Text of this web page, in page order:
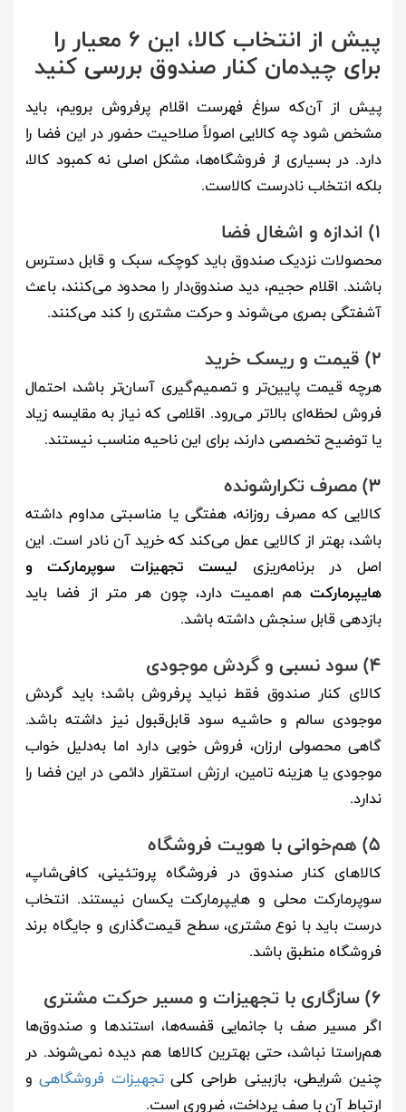
پیش از انتخاب کالا، این 6 معیار را
برای چیدمان کنار صندوق بررسی کنید
پیش از آن‌که سراغ فهرست اقلام پرفروش برویم، باید
مشخص شود چه کالایی اصولاً صلاحیت حضور در این فضا را
دارد. در بسیاری از فروشگاه‌ها، مشکل اصلی نه کمبود کالا،
بلکه انتخاب نادرست کالاست.
1) اندازه و اشغال فضا
محصولات نزدیک صندوق باید کوچک، سبک و قابل دسترس
باشند. اقلام حجیم، دید صندوق‌دار را محدود می‌کنند، باعث
آشفتگی بصری می‌شوند و حرکت مشتری را کند می‌کنند.
2) قیمت و ریسک خرید
هرچه قیمت پایین‌تر و تصمیم‌گیری آسان‌تر باشد، احتمال
فروش لحظه‌ای بالاتر می‌رود. اقلامی که نیاز به مقایسه زیاد
یا توضیح تخصصی دارند، برای این ناحیه مناسب نیستند.
3) مصرف تکرارشونده
کالایی که مصرف روزانه، هفتگی یا مناسبتی مداوم داشته
باشد، بهتر از کالایی عمل می‌کند که خرید آن نادر است. این
اصل در برنامه‌ریزی لیست تجهیزات سوپرمارکت و
هایپرمارکتهم اهمیت دارد، چون هر متر از فضا باید
بازدهی قابل سنجش داشته باشد.
4) سود نسبی و گردش موجودی
کالای کنار صندوق فقط نباید پرفروش باشد؛ باید گردش
موجودی سالم و حاشیه سود قابل‌قبول نیز داشته باشد.
گاهی محصولی ارزان، فروش خوبی دارد اما به‌دلیل خواب
موجودی یا هزینه تامین، ارزش استقرار دائمی در این فضا را
ندارد.
5) هم‌خوانی با هویت فروشگاه
کالاهای کنار صندوق در فروشگاه پروتئینی، کافی‌شاپ،
سوپرمارکت محلی و هایپرمارکت یکسان نیستند. انتخاب
درست باید با نوع مشتری، سطح قیمت‌گذاری و جایگاه برند
فروشگاه منطبق باشد.
6) سازگاری با تجهیزات و مسیر حرکت مشتری
اگر مسیر صف با جانمایی قفسه‌ها، استندها و صندوق‌ها
هم‌راستا نباشد، حتی بهترین کالاها هم دیده نمی‌شوند. در
چنین شرایطی، بازبینی طراحی کلیتجهیزات فروشگاهیو
ارتباط آن با صف پرداخت، ضروری است.